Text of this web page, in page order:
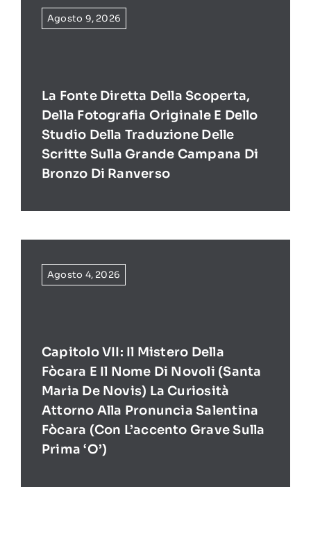
Agosto 9, 2026
La Fonte Diretta Della Scoperta,
Della Fotografia Originale E Dello
Studio Della Traduzione Delle
Scritte Sulla Grande Campana Di
Bronzo Di Ranverso
Agosto 4, 2026
Capitolo VII: Il Mistero Della
Fòcara E Il Nome Di Novoli (Santa
Maria De Novis) La Curiosità
Attorno Alla Pronuncia Salentina
Fòcara (con L’accento Grave Sulla
Prima ‘O’)